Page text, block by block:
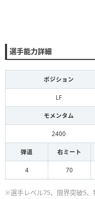
選手能力詳細
ポジション
LF
モメンタム
2400
弾道 右ミート
4 70
※選手レベル75、限界突破5